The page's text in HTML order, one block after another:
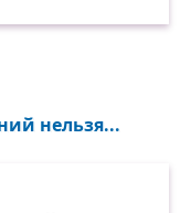
нельзя...